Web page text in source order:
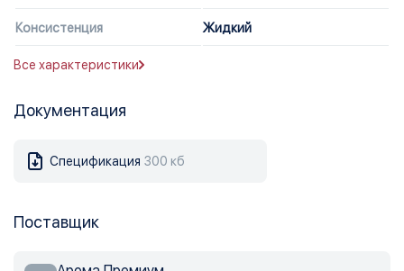
Консистенция Жидкий
Все характеристики
Документация
Спецификация 300 кб
Поставщик